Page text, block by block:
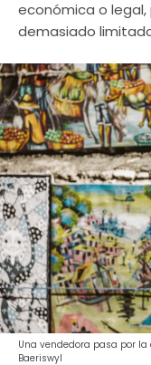
económica o
demasiado
Una vendedora pasa por
Baeriswyl